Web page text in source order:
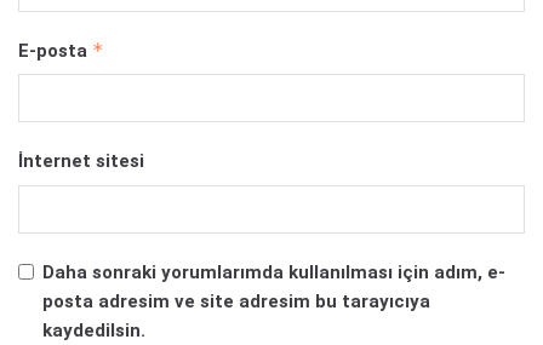
E-posta *
İnternet sitesi
Daha sonraki yorumlarımda kullanılması için adım, e-
posta adresim ve site adresim bu tarayıcıya
kaydedilsin.